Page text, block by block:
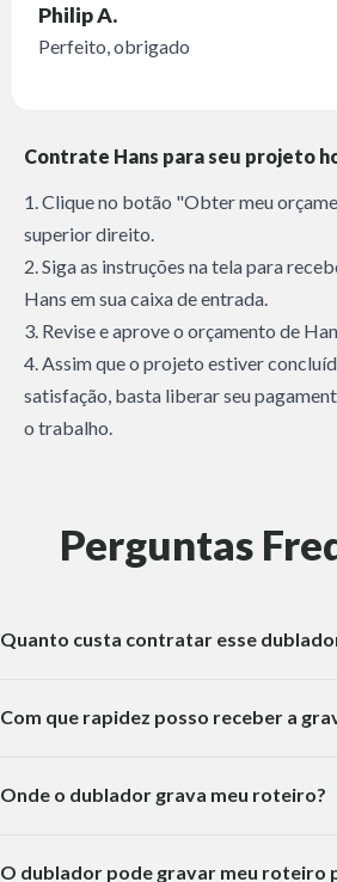
Philip A.
Perfeito, obrigado
Contrate Hans para seu projeto
1. Clique no botão "Obter meu
superior direito.
2. Siga as instruções na tela para
Hans em sua caixa de entrada.
3. Revise e aprove o orçamento de
4. Assim que o projeto estiver
satisfação, basta liberar seu
o trabalho.
Perguntas
Quanto custa contratar esse
Com que rapidez posso receber a
Onde o dublador grava meu roteiro?
O dublador pode gravar meu roteiro